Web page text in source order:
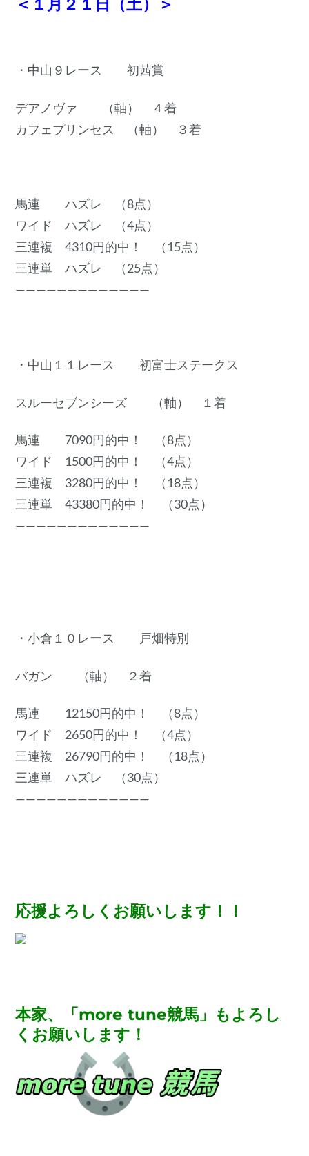
・中山９レース 初茜賞
デアノヴァ （軸） ４着
カフェプリンセス （軸） ３着
馬連 ハズレ （8点）
ワイド ハズレ （4点）
三連複 4310円的中！ （15点）
三連単 ハズレ （25点）
—————————————
・中山１１レース 初富士ステークス
スルーセブンシーズ （軸） １着
馬連 7090円的中！ （8点）
ワイド 1500円的中！ （4点）
三連複 3280円的中！ （18点）
三連単 43380円的中！ （30点）
—————————————
・小倉１０レース 戸畑特別
バガン （軸） ２着
馬連 12150円的中！ （8点）
ワイド 2650円的中！ （4点）
三連複 26790円的中！ （18点）
三連単 ハズレ （30点）
—————————————
応援よろしくお願いします！！
本家、「more tune競馬」もよろし
くお願いします！